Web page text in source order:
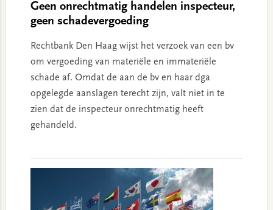
Geen onrechtmatig handelen inspecteur,
geen schadevergoeding
Rechtbank Den Haag wijst het verzoek van een bv
om vergoeding van materiële en immateriële
schade af. Omdat de aan de bv en haar dga
opgelegde aanslagen terecht zijn, valt niet in te
zien dat de inspecteur onrechtmatig heeft
gehandeld.